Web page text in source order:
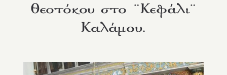
Θεοτόκου στο ¨Κεφάλι¨
Καλάμου.